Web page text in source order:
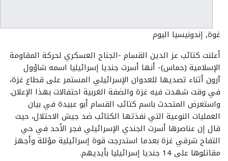
غوة, إندونيسيا اليوم
أعلنت كتائب عز الدين القسام -الجناح العسكري لحركة المقاومة
الإسلامية (حماس)- أنها أسرت جنديا إسرائيليا اسمه شاؤول
آرون أثناء تصديها للعدوان الإسرائيلي المستمر على قطاع غزة،
في وقت شهدت فيه غزة والضفة الغربية احتفالات بهذا الإعلان.
واستعرض المتحدث باسم كتائب القسام أبو عبيدة في بيان
العمليات النوعية التي نفذتها الكتائب ضد جيش الاحتلال، حيث
قال إن عناصرها أسرت الجندي الإسرائيلي فجر الأحد في حي
التفاح شرقي غزة بعدما استدرجت قوة إسرائيلية مؤللة وأجهز
مقاتلوها على 14 جنديا إسرائيليا بأيديهم.